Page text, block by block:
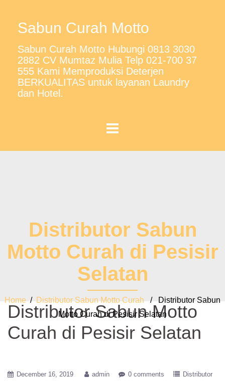
Sabun Curah Motto
Sabun Curah Motto Hubungi 0813 3030
2882 CV Mumtaz Mulia Telp 021-700 37
555 Kami Memproduksi Deterjen
BERKUALITAS untuk layanan Laundry
dan Hotel.
Distributor Sabun
Motto Curah di Pesisir
Selatan
Home / Distributor Sabun Motto Curah / Distributor Sabun
Motto Curah di Pesisir Selatan
Distributor Sabun Motto
Curah di Pesisir Selatan
December 16, 2019 admin 0 comments
Distributor